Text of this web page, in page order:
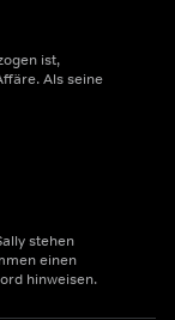
ist,
Als seine
stehen
einen
hinweisen.